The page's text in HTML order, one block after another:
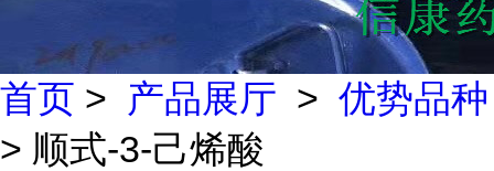
首页 > 产品展厅 > 优势品种
> 顺式-3-己烯酸